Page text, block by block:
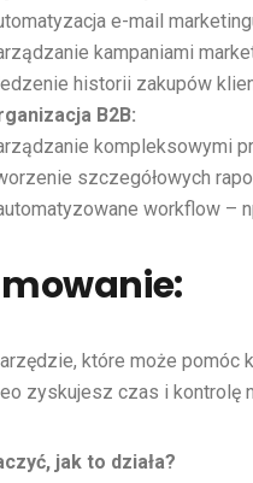
e-mail
kampaniami
historii zakupów
B2B:
kompleksowymi
szczegółowych
workflow –
które może pomóc
zyskujesz czas i kontrolę
jak to działa?